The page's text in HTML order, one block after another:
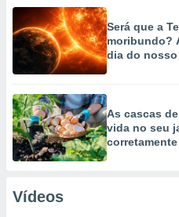
Será que a
moribundo?
dia do
As cascas
vida no seu
Vídeos